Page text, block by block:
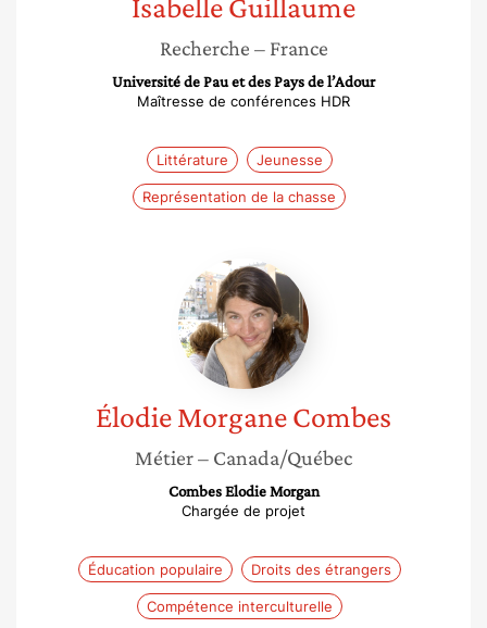
IsabelleGuillaume
Recherche – France
Université de Pau et des Pays de l’Adour
Maîtresse de conférences HDR
Littérature Jeunesse
Représentation de la chasse
Élodie
Morgane
Combes
Élodie MorganeCombes
Métier– Canada/Québec
Combes Elodie Morgan
Chargée de projet
Éducation populaire Droits des étrangers
Compétence interculturelle